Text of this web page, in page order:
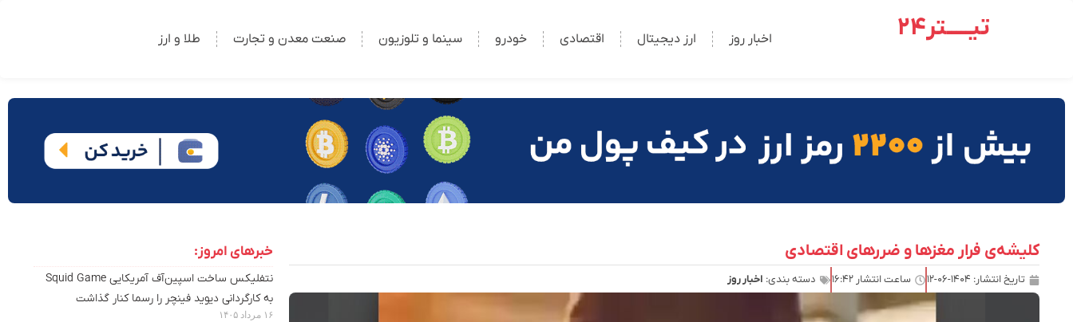
تیـــــتر24 اخبار روز ارز دیجیتال اقتصادی خودرو سینما و تلوزیون صنعت معدن و تجارت طلا و ارز
کلیشه‌ی فرار مغزها و ضررهای اقتصادی
تاریخ انتشار: ۱۴۰۴-۰۶-۱۲ ساعت انتشار ۱۶:۴۲ دسته بندی: اخبار روز
خبرهای امروز:
نتفلیکس ساخت اسپین‌آف آمریکایی Squid Game
به کارگردانی دیوید فینچر را رسما کنار گذاشت
۱۶ مرداد ۱۴۰۵